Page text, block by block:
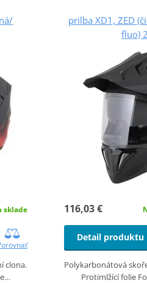
sklade
clona.
prilba XD1, ZED
fluo)
116,03 €
Detail produktu
Polykarbonátová
Protimlžící folie